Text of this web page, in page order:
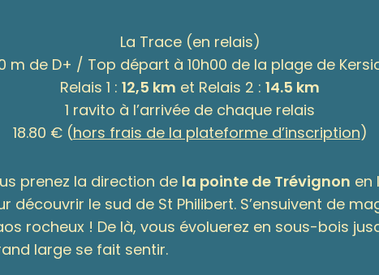
La Trace (en relais)
m de D+ / Top départ à 10h00 de la plage de
Relais 1 : 12,5 km et Relais 2 : 14.5 km
1 ravito à l’arrivée de chaque relais
18.80 € (hors frais de la plateforme d’inscription)
prenez la direction de la pointe de Trévignon en
découvrir le sud de St Philibert. S’ensuivent de
rocheux ! De là, vous évoluerez en sous-bois
large se fait sentir.